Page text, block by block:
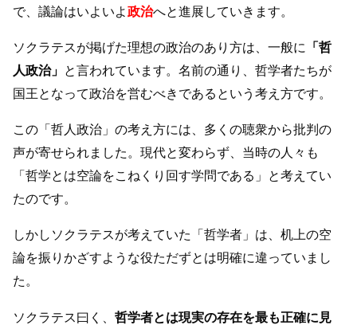
で、議論はいよいよ政治へと進展していきます。
ソクラテスが掲げた理想の政治のあり方は、一般に 「哲
人政治」 と言われています。名前の通り、哲学者たちが
国王となって政治を営むべきであるという考え方です。
この「哲人政治」の考え方には、多くの聴衆から批判の
声が寄せられました。現代と変わらず、当時の人々も
「哲学とは空論をこねくり回す学問である」と考えてい
たのです。
しかしソクラテスが考えていた「哲学者」は、机上の空
論を振りかざすような役ただずとは明確に違っていまし
た。
ソクラテス曰く、哲学者とは現実の存在を最も正確に見